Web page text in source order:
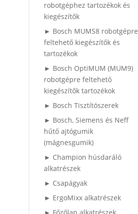
robotgéphez tartozékok és
kiegészítők
► Bosch MUMS8 robotgépre
feltehető kiegészítők és
tartozékok
► Bosch OptiMUM (MUM9)
robotgépre feltehető
kiegészítők tartozékok
► Bosch Tisztítószerek
► Bosch, Siemens és Neff
hűtő ajtógumik
(mágnesgumik)
► Champion húsdaráló
alkatrészek
► Csapágyak
► ErgoMixx alkatrészek